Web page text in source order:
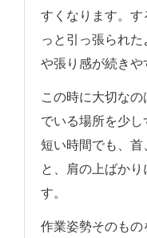
すくなります。
っと引っ張られ
や張り感が続きや
この時に大切な
でいる場所を少し
短い時間でも、
と、肩の上ばか
す。
作業姿勢そのもの